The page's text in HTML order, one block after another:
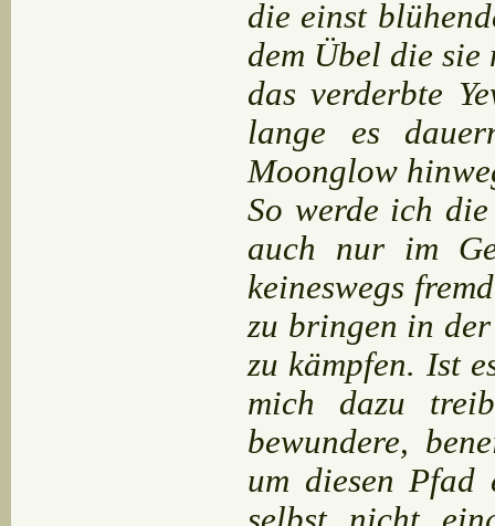
die einst
dem Übel die
das verderbte
lange es
Moonglow
So werde ich
auch nur im
keineswegs
zu bringen in
zu kämpfen. Ist
mich dazu
bewundere,
um diesen Pfad